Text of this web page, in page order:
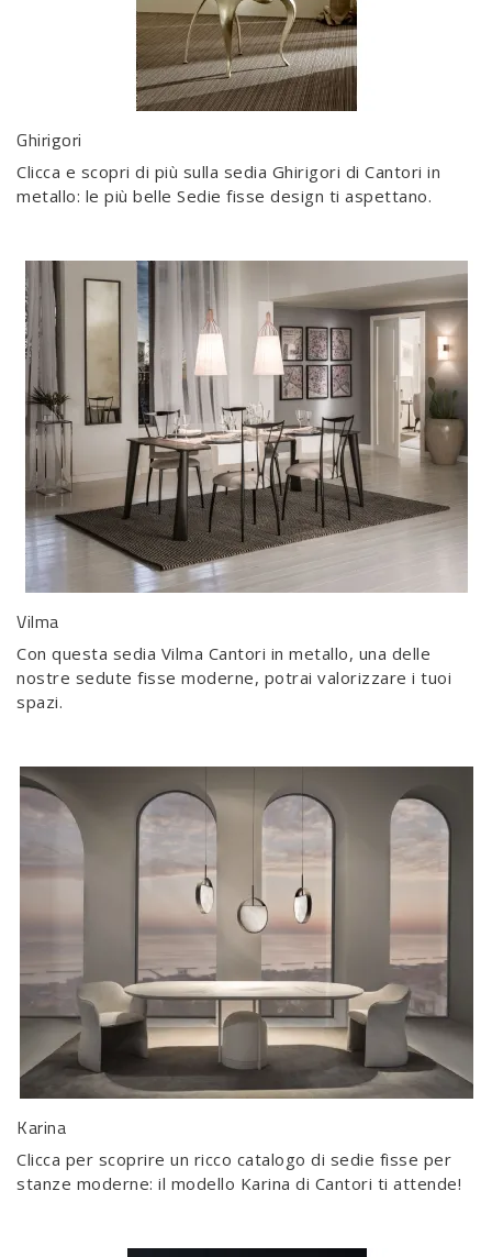
Ghirigori
Clicca e scopri di più sulla sedia Ghirigori di Cantori in
metallo: le più belle Sedie fisse design ti aspettano.
Vilma
Con questa sedia Vilma Cantori in metallo, una delle
nostre sedute fisse moderne, potrai valorizzare i tuoi
spazi.
Karina
Clicca per scoprire un ricco catalogo di sedie fisse per
stanze moderne: il modello Karina di Cantori ti attende!